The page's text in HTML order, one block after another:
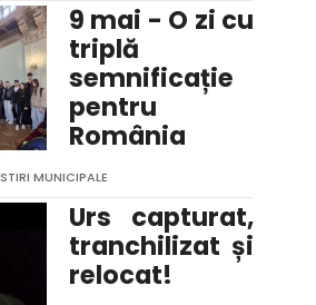
9 mai - O zi cu
triplă
semnificație
pentru
România
STIRI MUNICIPALE
Urs capturat,
tranchilizat și
relocat!